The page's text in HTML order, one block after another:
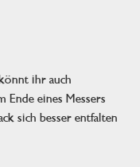
ihr auch
Ende eines Messers
sich besser entfalten